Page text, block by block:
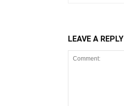
LEAVE A REPLY